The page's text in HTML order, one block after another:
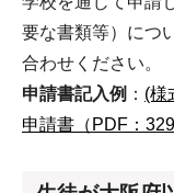
要な書類等）につ
合わせください。
申請書記入例 ： (様
申請書（PDF：